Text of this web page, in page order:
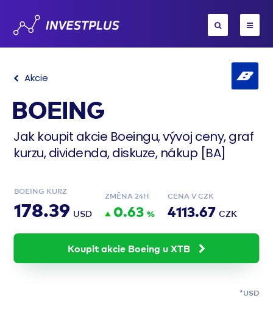
Akcie
BOEING
Jak koupit akcie Boeingu, vývoj ceny, graf
kurzu, dividenda, diskuze, nákup [BA]
BOEING KURZ
178.39 USD
CENA V CZK
4113.67 CZK
ZMĚNA 24H
0.63 %
Koupit akcie Boeing u XTB
USD